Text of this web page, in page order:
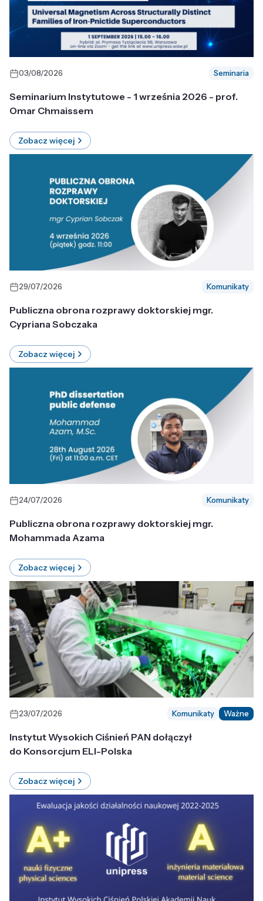
03/08/2026 Seminaria
Seminarium Instytutowe - 1 września 2026 - prof.
Omar Chmaissem
Zobacz więcej
29/07/2026 Komunikaty
Publiczna obrona rozprawy doktorskiej mgr.
Cypriana Sobczaka
Zobacz więcej
24/07/2026 Komunikaty
Publiczna obrona rozprawy doktorskiej mgr.
Mohammada Azama
Zobacz więcej
23/07/2026 Komunikaty Ważne
Instytut Wysokich Ciśnień PAN dołączył
do Konsorcjum ELI-Polska
Zobacz więcej